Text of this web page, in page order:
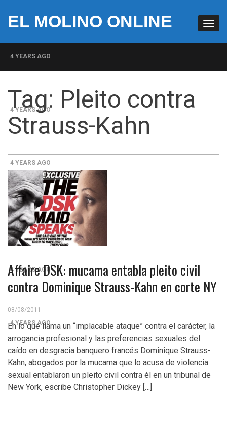
EL MOLINO ONLINE
4 YEARS AGO
Milicias fascistas en EUA: Lista de miembros de grupo
paramilitar muestra su penetración en la sociedad
4 YEARS AGO
La increíble y descarada historia del congresista por
4 YEARS AGO
Insurrección bolsonarista en Brasil lleva la firma del
Trumpismo
4 YEARS AGO
Control del Senado EUA en juego en 2da vuelta
4 YEARS AGO
¡Finalmente! Cámara de Representantes obtiene
declaraciones de impuestos de Donald Trump
4 YEARS AGO
¡Culpable! Jurado en Washington D.C. falla en contra
Steward Rhodes, fundador de violento, grupo
paramilitar
Tag: Pleito contra
Strauss-Kahn
Affaire DSK: mucama entabla pleito civil
contra Dominique Strauss-Kahn en corte NY
08/08/2011
En lo que llama un “implacable ataque” contra el carácter, la
arrogancia profesional y las preferencias sexuales del
caído en desgracia banquero francés Dominique Strauss-
Kahn, abogados por la mucama que lo acusa de violencia
sexual entablaron un pleito civil contra él en un tribunal de
New York, escribe Christopher Dickey […]